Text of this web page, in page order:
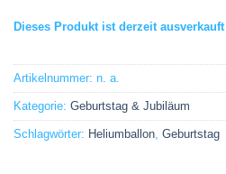
Dieses Produkt ist derzeit
Artikelnummer: n. a.
Kategorie: Geburtstag & Jubiläum
Schlagwörter: Heliumballon, Geburtstag